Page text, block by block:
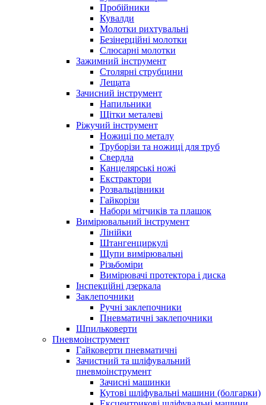
Пробійники
Кувалди
Молотки рихтувальні
Безінерційні молотки
Слюсарні молотки
Зажимний інструмент
Столярні струбцини
Лещата
Зачисний інструмент
Напильники
Щітки металеві
Ріжучий інструмент
Ножиці по металу
Труборізи та ножиці для труб
Свердла
Канцелярські ножі
Екстрактори
Розвальцівники
Гайкорізи
Набори мітчиків та плашок
Вимірювальний інструмент
Лінійки
Штангенциркулі
Щупи вимірювальні
Різьбоміри
Вимірювачі протектора і диска
Інспекційні дзеркала
Заклепочники
Ручні заклепочники
Пневматичні заклепочники
Шпильковерти
Пневмоінструмент
Гайковерти пневматичні
Зачистний та шліфувальний
пневмоінструмент
Зачисні машинки
Кутові шліфувальні машини (болгарки)